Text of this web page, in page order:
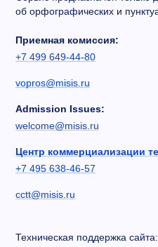
об орфографических и
Приемная комиссия:
+7 499 649-44-80
vopros@misis.ru
Admission Issues:
welcome@misis.ru
Центр коммерциализации
+7 495 638-46-57
cctt@misis.ru
Техническая поддержка сайта: